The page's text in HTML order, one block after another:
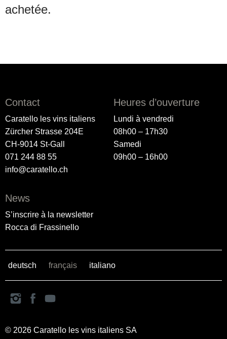
achetée.
Contact
Caratello les vins italiens
Zürcher Strasse 204E
CH-9014 St-Gall
071 244 88 55
info@caratello.ch
Heures d’ouverture
Lundi à vendredi
08h00 – 17h30
Samedi
09h00 – 16h00
News
S’inscrire à la newsletter
Rocca di Frassinello
deutsch français italiano
© 2026 Caratello les vins italiens SA